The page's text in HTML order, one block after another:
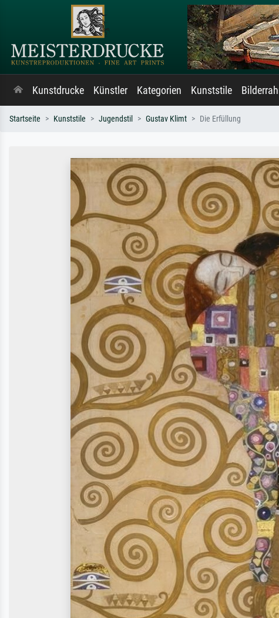
Kunstdrucke Künstler Kategorien Kunststile
Startseite Kunststile Jugendstil Gustav Klimt Die Erfüllung